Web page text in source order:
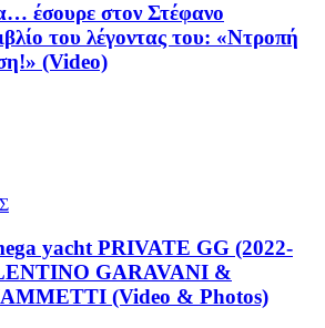
έσουρε στον Στέφανο
του λέγοντας του: «Ντροπή
(Video)
yacht PRIVATE GG (2022-
GARAVANI &
(Video & Photos)